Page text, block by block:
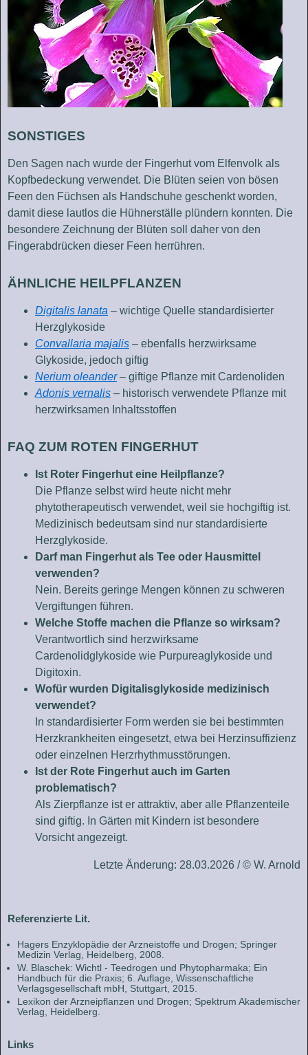
SONSTIGES
Den Sagen nach wurde der Fingerhut vom Elfenvolk als
Kopfbedeckung verwendet. Die Blüten seien von bösen
Feen den Füchsen als Handschuhe geschenkt worden,
damit diese lautlos die Hühnerställe plündern konnten. Die
besondere Zeichnung der Blüten soll daher von den
Fingerabdrücken dieser Feen herrühren.
ÄHNLICHE HEILPFLANZEN
Digitalis lanata – wichtige Quelle standardisierter
Herzglykoside
Convallaria majalis – ebenfalls herzwirksame
Glykoside, jedoch giftig
Nerium oleander– giftige Pflanze mit Cardenoliden
Adonis vernalis – historisch verwendete Pflanze mit
herzwirksamen Inhaltsstoffen
FAQ ZUM ROTEN FINGERHUT
Ist Roter Fingerhut eine Heilpflanze?
Die Pflanze selbst wird heute nicht mehr
phytotherapeutisch verwendet, weil sie hochgiftig ist.
Medizinisch bedeutsam sind nur standardisierte
Herzglykoside.
Darf man Fingerhut als Tee oder Hausmittel
verwenden?
Nein. Bereits geringe Mengen können zu schweren
Vergiftungen führen.
Welche Stoffe machen die Pflanze so wirksam?
Verantwortlich sind herzwirksame
Cardenolidglykoside wie Purpureaglykoside und
Digitoxin.
Wofür wurden Digitalisglykoside medizinisch
verwendet?
In standardisierter Form werden sie bei bestimmten
Herzkrankheiten eingesetzt, etwa bei Herzinsuffizienz
oder einzelnen Herzrhythmusstörungen.
Ist der Rote Fingerhut auch im Garten
problematisch?
Als Zierpflanze ist er attraktiv, aber alle Pflanzenteile
sind giftig. In Gärten mit Kindern ist besondere
Vorsicht angezeigt.
Letzte Änderung: 28.03.2026 / © W. Arnold
Referenzierte Lit.
Hagers Enzyklopädie der Arzneistoffe und Drogen; Springer
Medizin Verlag, Heidelberg, 2008.
W. Blaschek: Wichtl - Teedrogen und Phytopharmaka; Ein
Handbuch für die Praxis; 6. Auflage, Wissenschaftliche
Verlagsgesellschaft mbH, Stuttgart, 2015.
Lexikon der Arzneipflanzen und Drogen; Spektrum Akademischer
Verlag, Heidelberg.
Links